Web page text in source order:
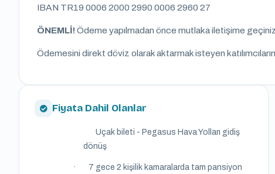
IBAN TR19 0006 2000 2990 0006 2960 27
ÖNEMLİ!Ödeme yapılmadan önce mutlaka iletişime
Ödemesini direkt döviz olarak aktarmak isteyen
Fiyata Dahil Olanlar
Uçak bileti - Pegasus Hava Yolları gidiş
dönüş
· 7 gece 2 kişilik kamaralarda tam pansiyon